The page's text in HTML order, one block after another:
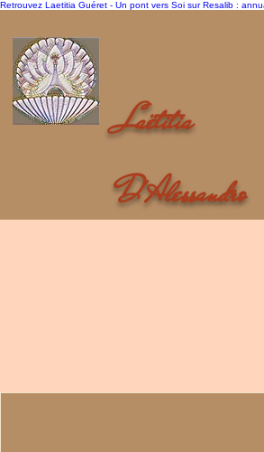
Retrouvez Laetitia Guéret - Un pont vers Soi sur Resalib :
Laëtitia
D'Alessandro